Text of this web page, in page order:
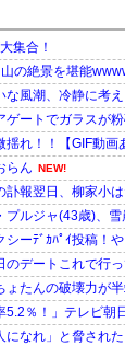
集合！
の絶景を堪能
な風潮、冷静に考
ゲートでガラスが
れ！！【GIF動画
らん NEW!
訃報翌日、柳家小
プルジャ(43歳)、雪
シーﾃﾞｶﾊﾟｲ投稿！
のデートこれで行
たんの破壊力が半
5.2％！」テレビ朝
になれ」と脅され